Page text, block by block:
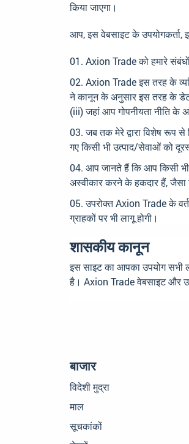
किया जाएगा।
आप, इस वेबसाइट के उपयोगकर्ता,
Axion Trade को हमारे
Axion Trade इस तरह के
ने कानून के अनुसार इस तरह के
(iii) जहां आप गोपनीयता नीति के
जब तक मेरे द्वारा विशेष रूप से
गए किसी भी उत्पाद/सेवाओं को
आप जानते हैं कि आप किसी भी
अस्वीकार करने के हकदार हैं, जैसा
उपरोक्त Axion Trade के
ग्राहकों पर भी लागू होगी।
शासकीय कानून
इस साइट का आपका उपयोग सभी
है। Axion Trade वेबसाइट और
बाजार
विदेशी मुद्रा
माल
सूचकांकों